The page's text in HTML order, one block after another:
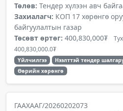
Төлөв: Тендер хүлээн авч
Захиалагч: КОП 17 хөрөнгө
байгуулалтын газар
Төсөвт өртөг: 400,830,000₮
400,830,000.0₮
Үйлчилгээ
Нээлттэй тендер
Өөрийн хөрөнгө
ГААХААГ/20260202073